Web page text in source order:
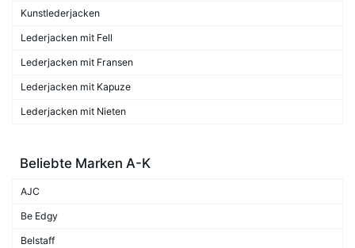
Kunstlederjacken
Lederjacken mit Fell
Lederjacken mit Fransen
Lederjacken mit Kapuze
Lederjacken mit Nieten
Beliebte Marken A-K
AJC
Be Edgy
Belstaff